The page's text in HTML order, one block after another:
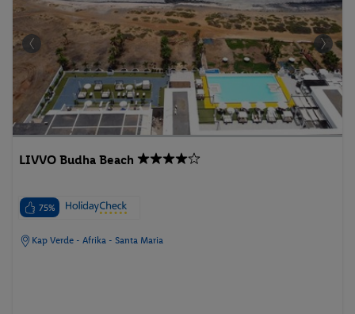
LIVVO Budha Beach
75%
Kap Verde - Afrika - Santa Maria